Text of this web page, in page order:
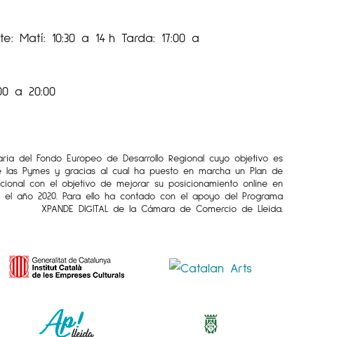
Matí: 10:30 a 14 h Tarda: 17:00 a
a 20:00
del Fondo Europeo de Desarrollo Regional cuyo objetivo es
Pymes y gracias al cual ha puesto en marcha un Plan de
con el objetivo de mejorar su posicionamiento online en
el año 2020. Para ello ha contado con el apoyo del Programa
XPANDE DIGITAL de la Cámara de Comercio de Lleida.